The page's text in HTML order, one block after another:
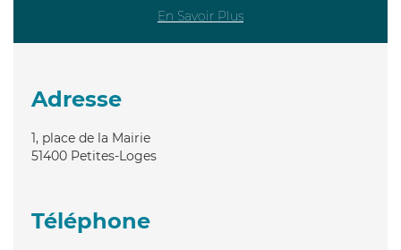
En Savoir Plus
Adresse
1, place de la Mairie
51400 Petites-Loges
Téléphone